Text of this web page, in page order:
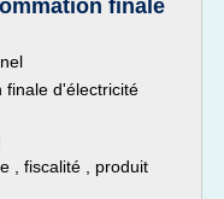
finale
finale d'électricité
, fiscalité , produit